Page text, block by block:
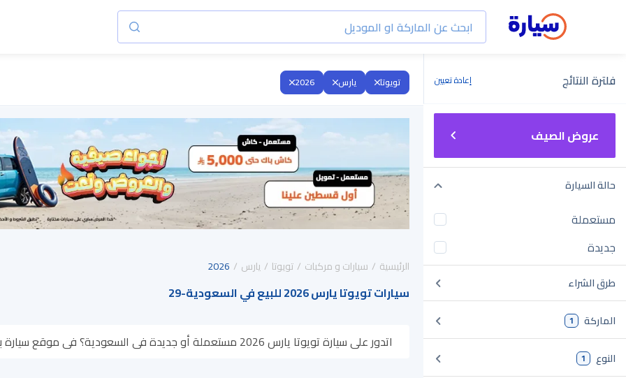
فلترة النتائج إعادة تعيين
عروض الصيف
حالة السيارة
مستعملة
جديدة
طرق الشراء
الماركة 1
النوع 1
تويوتا يارس 2026
الرئيسية سيارات و مركبات تويوتا يارس 2026
سيارات تويوتا يارس 2026 للبيع في السعودية -
29
اتدور على سيارة تويوتا يارس 2026 مستعملة أو جديدة في السعودية؟ في موقع سيارة بنوفر لك كل الخيارات، تقدر تتصفح الموديلات وتختار